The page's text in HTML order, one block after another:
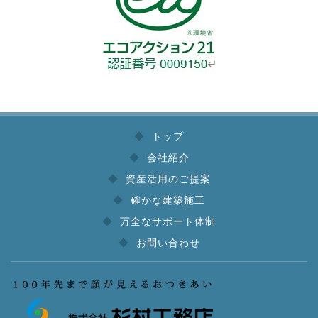
トップ
会社紹介
資産活用のご提案
確かな建築施工
万全なサポート体制
お問い合わせ